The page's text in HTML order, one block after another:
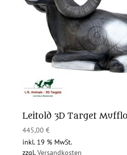
Leitold 3D Target
445,00 €
inkl. 19 % MwSt.
zzgl.Versandkosten